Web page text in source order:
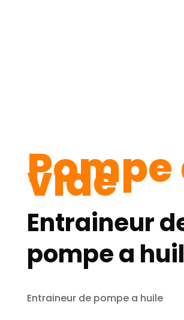
Pompe
vide
Entraineur
pompe a
Entraineur de pompe a huile